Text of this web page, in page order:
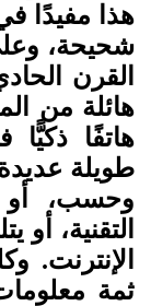
هذا مفيدًا
شحيحة،
القرن
هائلة من
هاتفًا
طويلة
وحسب، أو
التقنية،
الإنترنت.
ثمة